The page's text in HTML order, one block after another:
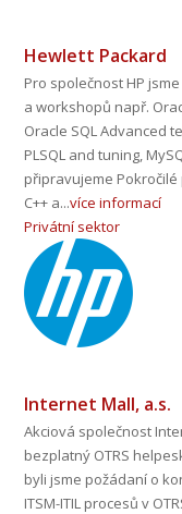
Hewlett Packard
Pro společnost HP
a workshopů např.
Oracle SQL Advanced
PLSQL and tuning,
připravujeme
C++ a...více informací
Privátní sektor
Internet Mall, a.s.
Akciová společnost
bezplatný OTRS
byli jsme požádaní o
ITSM-ITIL procesů v